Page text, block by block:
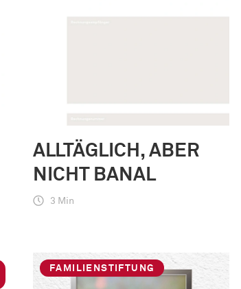
ALLTÄGLICH, ABER
NICHT BANAL
3 Min
FAMILIENSTIFTUNG